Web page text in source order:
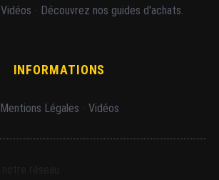
Vidéos Découvrez nos guides d'achats.
INFORMATIONS
Mentions Légales Vidéos